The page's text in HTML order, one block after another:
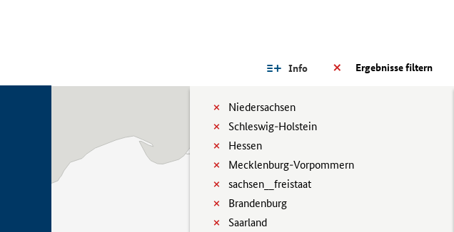
Ergebnisse filtern
Info
Niedersachsen
Schleswig-Holstein
Hessen
Mecklenburg-Vorpommern
sachsen__freistaat
Brandenburg
Saarland